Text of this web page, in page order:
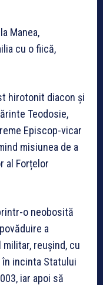
Manea,
cu o fiică,
hirotonit diacon și
Teodosie,
Episcop-vicar
misiunea de a
al Forțelor
o neobosită
a
reușind, cu
incinta Statului
iar apoi să